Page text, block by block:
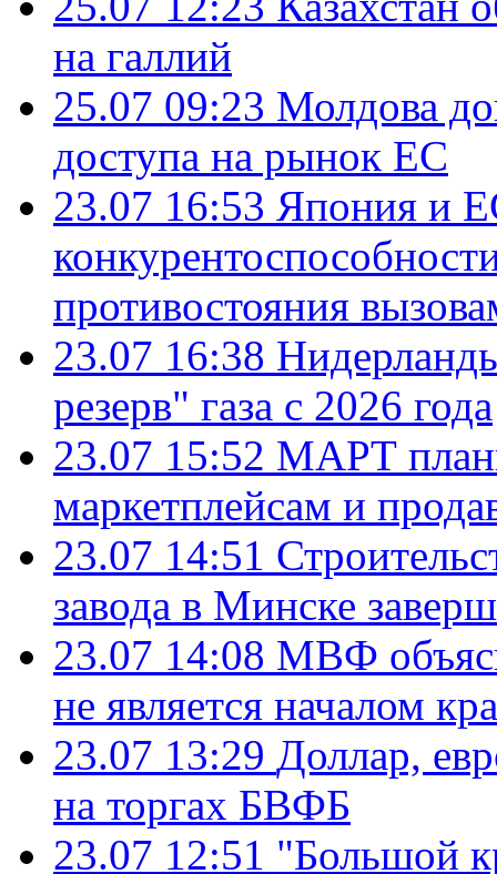
на галлий
25.07 09:23 Молдова
доступа на рынок ЕС
23.07 16:53 Япония и
противостояния
23.07 16:38
резерв" газа с 2026 года
23.07 15:52 МАРТ
маркетплейсам и
23.07 14:51
завода в Минске
23.07 14:08 МВФ
не является началом
23.07 13:29 Доллар,
на торгах БВФБ
23.07 12:51 "Большой